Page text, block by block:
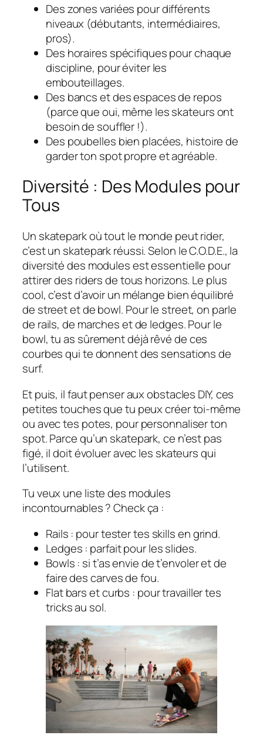
Des zones variées pour différents
niveaux (débutants, intermédiaires,
pros).
Des horaires spécifiques pour chaque
discipline, pour éviter les
embouteillages.
Des bancs et des espaces de repos
(parce que oui, même les skateurs ont
besoin de souffler !).
Des poubelles bien placées, histoire de
garder ton spot propre et agréable.
Diversité : Des Modules pour
Tous
Un skatepark où tout le monde peut rider,
c’est un skatepark réussi. Selon le C.O.D.E., la
diversité des modules est essentielle pour
attirer des riders de tous horizons. Le plus
cool, c’est d’avoir un mélange bien équilibré
de street et debowl. Pour le street, on parle
de rails, de marches et de ledges. Pour le
bowl, tu as sûrement déjà rêvé de ces
courbes qui te donnent des sensations de
surf.
Et puis, il faut penser aux obstacles DIY, ces
petites touches que tu peux créer toi-même
ou avec tes potes, pour personnaliser ton
spot. Parce qu’un skatepark, ce n’est pas
figé, il doit évoluer avec les skateurs qui
l’utilisent.
Tu veux une liste des modules
incontournables ? Check ça :
Rails : pour tester tes skills engrind.
Ledges : parfait pour les slides.
Bowls : si t’as envie de t’envoler et de
faire des carves de fou.
Flat bars et curbs : pour travailler tes
tricks au sol.